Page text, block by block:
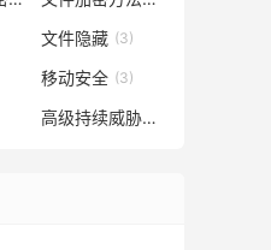
文件隐藏 (3)
移动安全 (3)
高级持续威胁(3)